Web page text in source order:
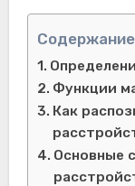
Содержание
Функции
Как
Основные